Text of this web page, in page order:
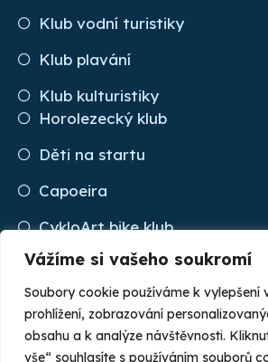
Vážíme si vašeho soukromí
Soubory cookie používáme k vylepšení
prohlížení, zobrazování
obsahu a k analýze návštěvnosti.
vše“ souhlasíte s používáním souborů
Klub vodní turistiky
Klub plavání
Klub kulturistiky
Horolezecký klub
Děti na startu
Capoeira
CykloArt bike klub
ASPV Kopřivnice
© 2022 ASK Tatra Kopřivnice. All